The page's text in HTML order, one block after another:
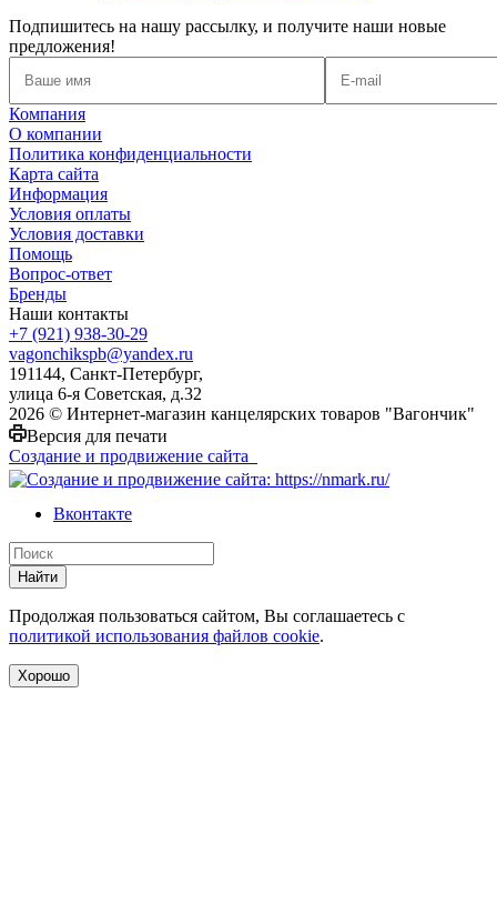
Подпишитесь на нашу рассылку, и получите наши новые
предложения!
Компания
О компании
Политика конфиденциальности
Карта сайта
Информация
Условия оплаты
Условия доставки
Помощь
Вопрос-ответ
Бренды
Наши контакты
+7 (921) 938-30-29
vagonchikspb@yandex.ru
191144, Санкт-Петербург,
улица 6-я Советская, д.32
2026 © Интернет-магазин канцелярских товаров "Вагончик"
Версия для печати
Создание и продвижение сайта
Вконтакте
Найти
Продолжая пользоваться сайтом, Вы соглашаетесь с
политикой использования файлов cookie.
Хорошо